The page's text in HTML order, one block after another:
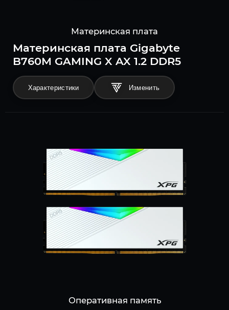
Материнская плата
Материнская плата Gigabyte
B760M GAMING X AX 1.2 DDR5
Характеристики
Оперативная память